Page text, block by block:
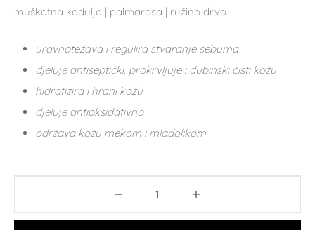
muškatna kadulja | palmarosa | ružino drvo
uravnotežava i regulira stvaranje sebuma
djeluje antiseptički, prokrvljuje i dubinski čisti kožu
hidratizira i hrani kožu
djeluje antioksidativno
održava kožu mekom i mladolikom